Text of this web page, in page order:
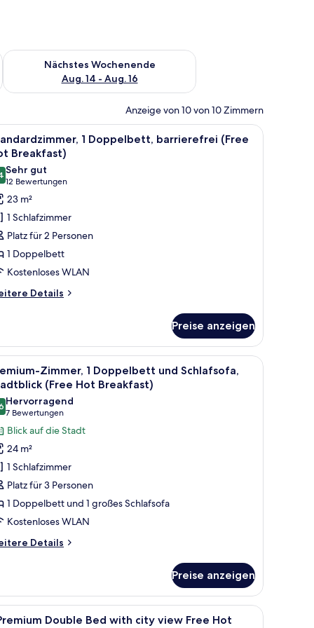
Aug. 7 - Aug. 9.
Nächstes Wochenende
Aug. 14 - Aug. 16
Überprüfe die Verfügbarkeit für nächstes Wochenende, Aug.
Anzeige von 10 von 10 Zimmern
Vorhängen.
Nachttisch mit Lampe, einem blauen Sofa und einem großen Fenster mit
Ein Hotelzimmer mit einem großen Bett,
8
1 Doppelbett, barrierefrei (Free
Breakfast)
von 10
Sehr gut
12 Bewertungen
(12
Bewertungen)
23 m²
1 Schlafzimmer
Platz für 2 Personen
1 Doppelbett
Kostenloses WLAN
Details
Preise anzeigen
zwei Nachttischen mit Lampen, einem blauen Sessel, einem
Ein Hotelzimmer mit einem großen Bett,
8
Zimmer, 1 Doppelbett und Schlafsofa,
(Free Hot Breakfast)
von 10
Hervorragend
7 Bewertungen
(7
Bewertungen)
Blick auf die Stadt
24 m²
1 Schlafzimmer
Platz für 3 Personen
1 Doppelbett und 1 großes Schlafsofa
Kostenloses WLAN
Details
Preise anzeigen
einem Fenster mit Blick auf die Stadt.Allergikerbettwaren, Zimmersafe,
8
Double Bed with city view Free Hot